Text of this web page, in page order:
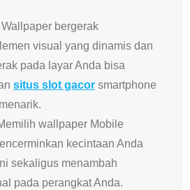
Wallpaper bergerak
visual yang dinamis dan
pada layar Anda bisa
situs slot gacor smartphone
wallpaper Mobile
kecintaan Anda
sekaligus menambah
pada perangkat Anda.